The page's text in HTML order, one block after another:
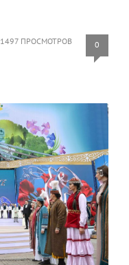
1497 ПРОСМОТРОВ 0